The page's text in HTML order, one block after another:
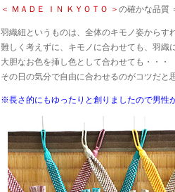
＜ ＭＡＤＥ ＩＮ ＫＹＯＴＯ ＞ の確かな品質
羽織紐というものは、全体のキモノ姿からす
難しく考えずに、キモノに合わせても、羽織
大胆なお色を挿し色として合わせても・・・
その日の気分で自由に合わせるのがコツだと
※長さ的にもゆったりと創りましたので男性